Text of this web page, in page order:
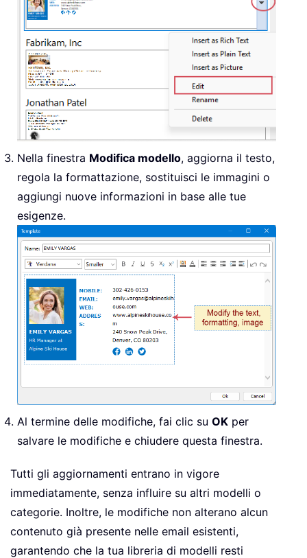
Nella finestra Modifica modello, aggiorna il testo,
regola la formattazione, sostituisci le immagini o
aggiungi nuove informazioni in base alle tue
esigenze.
Al termine delle modifiche, fai clic su OK per
salvare le modifiche e chiudere questa finestra.
Tutti gli aggiornamenti entrano in vigore
immediatamente, senza influire su altri modelli o
categorie. Inoltre, le modifiche non alterano alcun
contenuto già presente nelle email esistenti,
garantendo che la tua libreria di modelli resti